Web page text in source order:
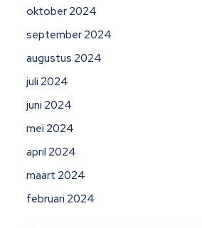
oktober 2024
september 2024
augustus 2024
juli 2024
juni 2024
mei 2024
april 2024
maart 2024
februari 2024